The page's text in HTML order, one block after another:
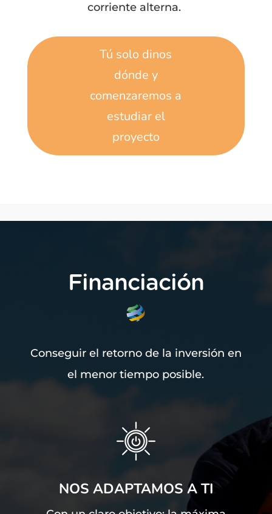
corriente alterna.
Tú solo dinos
dónde y
comenzaremos a
estudiar el
proyecto
Financiación
Conseguir el retorno de la inversión en
el menor tiempo posible.
NOS ADAPTAMOS A TI